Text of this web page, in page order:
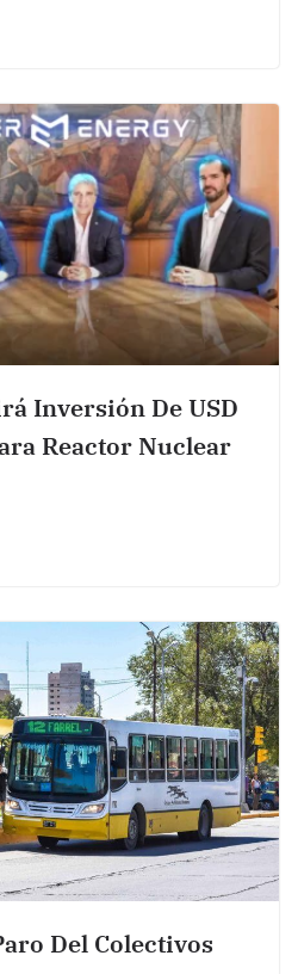
Inversión De USD
Reactor Nuclear
Del Colectivos